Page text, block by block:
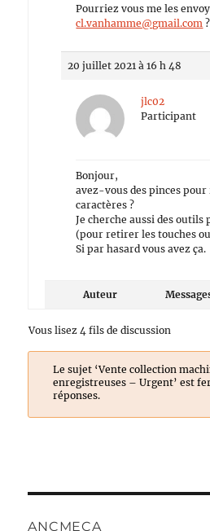
Pourriez vous me les
cl.vanhamme@gmail.com
20 juillet 2021 à 16 h 48
jlc02
Participant
Bonjour,
avez-vous des pinces pour
caractères ?
Je cherche aussi des
(pour retirer les touches
Si par hasard vous avez ça.
Auteur
Vous lisez 4 fils de discussion
Le sujet ‘Vente collection
enregistreuses – Urgent’ est
réponses.
ANCMECA